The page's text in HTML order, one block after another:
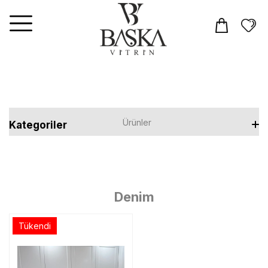
Ürünler
Kategoriler
Üst Giyim
Denim
Tükendi